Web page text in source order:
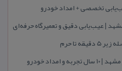
تخصصی + امداد خودرو
| عیب‌یابی دقیق و تعمیرگاه حرفه‌ای
تا حرم
خودرو